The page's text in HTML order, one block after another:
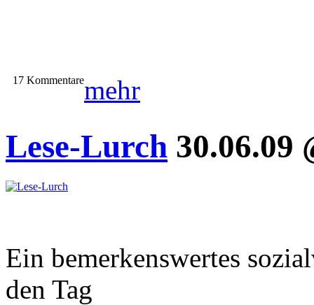
17 Kommentaremehr
Lese-Lurch 30.06.09
Ein bemerkenswertes
den Tag